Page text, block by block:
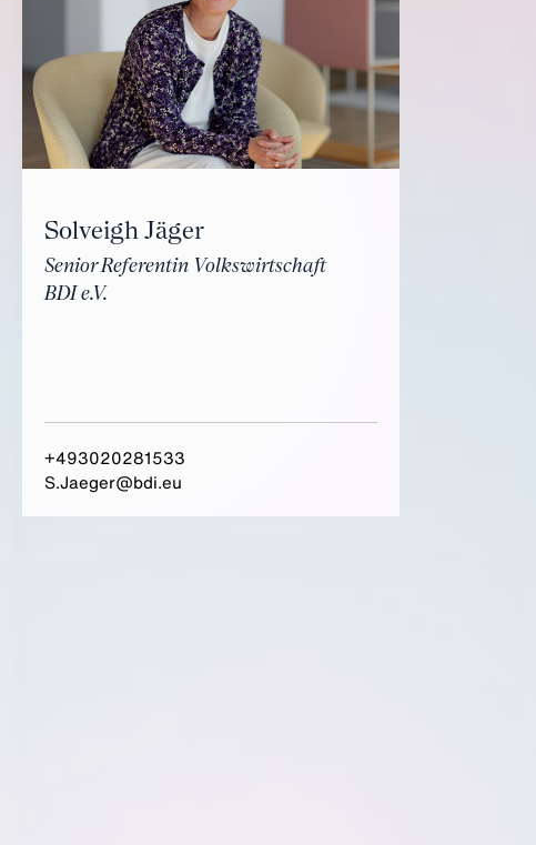
Solveigh Jäger
Senior Referentin Volkswirtschaft
BDI e.V.
+493020281533
S.Jaeger@bdi.eu